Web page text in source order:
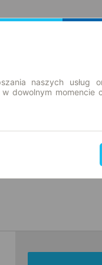
naszych usług
dowolnym momencie